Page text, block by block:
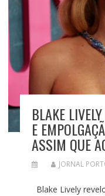
BLAKE
E
ASSIM QUE
JORNAL
Blake Lively